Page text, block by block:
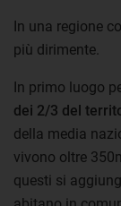
In una regione
più dirimente.
In primo luogo
dei 2/3 del
della media
vivono oltre
questi si